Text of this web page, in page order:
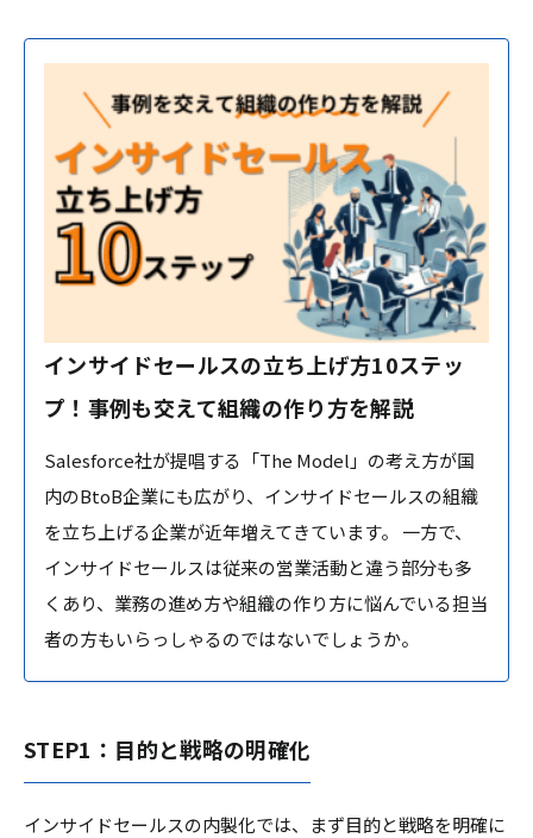
インサイドセールスの立ち上げ方10ステッ
プ！事例も交えて組織の作り方を解説
Salesforce社が提唱する「The Model」の考え方が国
内のBtoB企業にも広がり、インサイドセールスの組織
を立ち上げる企業が近年増えてきています。 一方で、
インサイドセールスは従来の営業活動と違う部分も多
くあり、業務の進め方や組織の作り方に悩んでいる担当
者の方もいらっしゃるのではないでしょうか。
STEP1：目的と戦略の明確化
インサイドセールスの内製化では、まず目的と戦略を明確に